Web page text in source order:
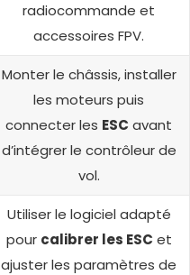
radiocommande et
accessoires FPV.
Monter le châssis, installer
les moteurs puis
connecter les ESC avant
d’intégrer le contrôleur de
vol.
Utiliser le logiciel adapté
pour calibrer les ESC et
ajuster les paramètres de